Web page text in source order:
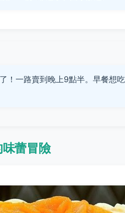
！一路賣到晚上9點半。早餐想
蕾冒險